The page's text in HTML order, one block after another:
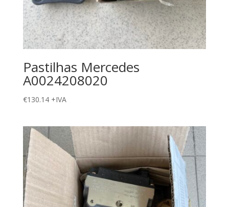
Pastilhas Mercedes
A0024208020
€130.14 +IVA